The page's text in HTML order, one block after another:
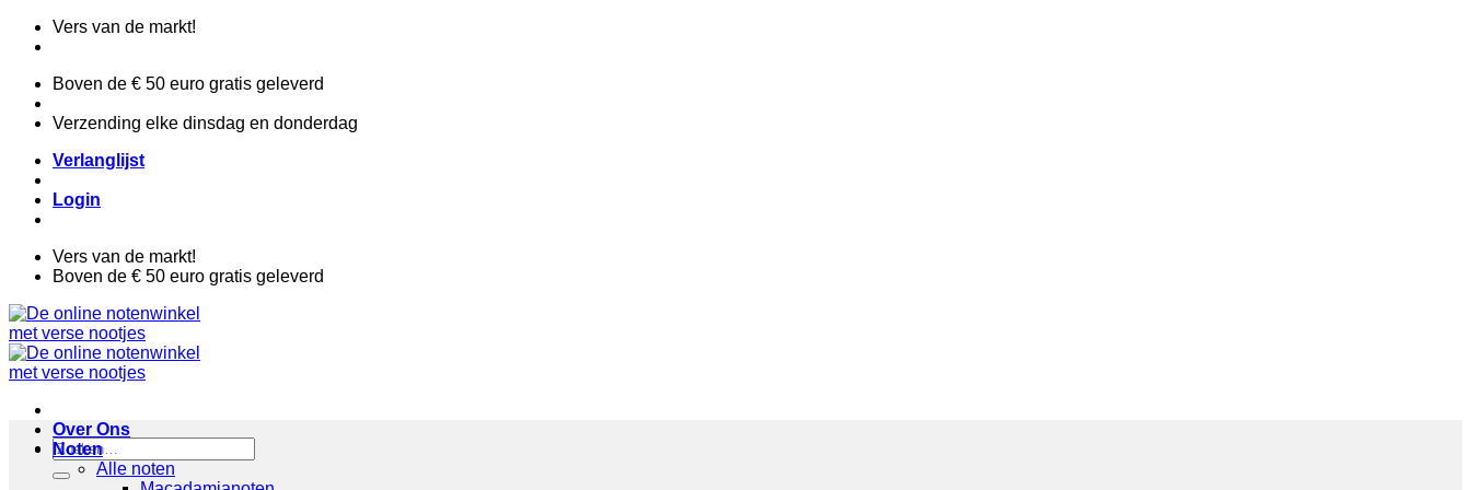
naar
Vers van de markt!
Boven de € 50 euro gratis geleverd
Verzending elke dinsdag en donderdag
Verlanglijst
Login
Vers van de markt!
Boven de € 50 euro gratis geleverd
Zoeken
naar:
Over Ons
Noten
Alle noten